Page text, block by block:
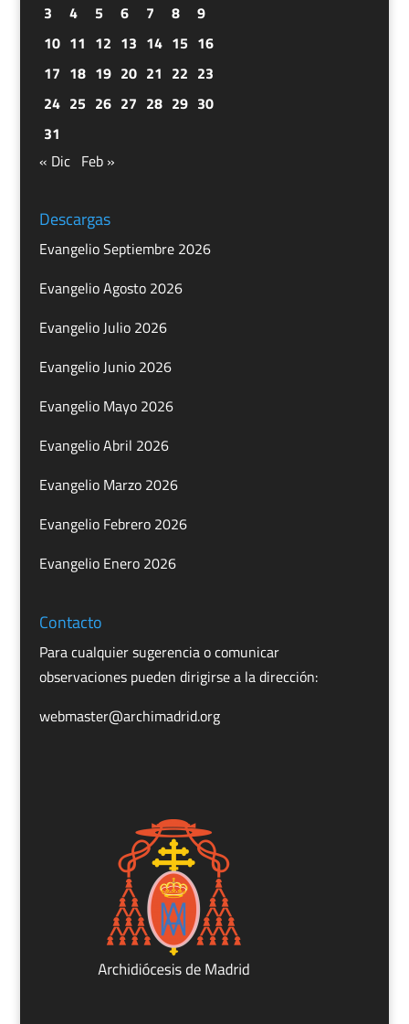
3
4 5 6 7 8
9
10 11 12 13 14 15 16
17 18 19 20 21 22 23
24 25 26 27 28 29 30
31
« Dic Feb »
Descargas
Evangelio Septiembre 2026
Evangelio Agosto 2026
Evangelio Julio 2026
Evangelio Junio 2026
Evangelio Mayo 2026
Evangelio Abril 2026
Evangelio Marzo 2026
Evangelio Febrero 2026
Evangelio Enero 2026
Contacto
Para cualquier sugerencia o comunicar
observaciones pueden dirigirse a la dirección:
webmaster@archimadrid.org